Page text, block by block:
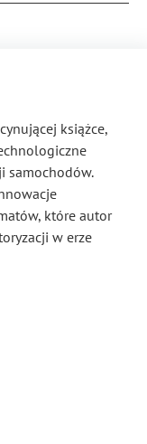
książce,
samochodów.
które autor
w erze